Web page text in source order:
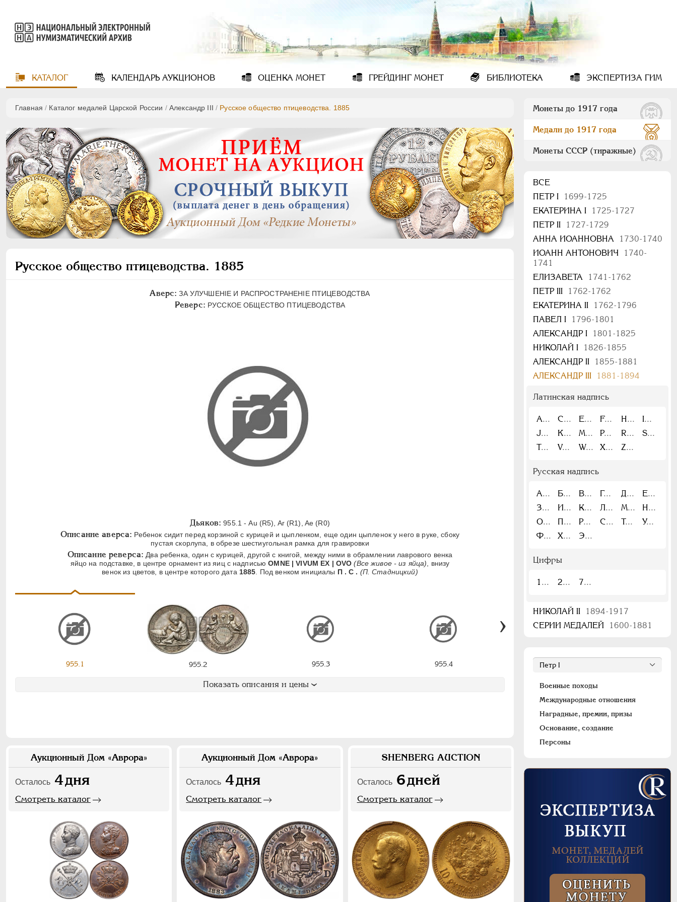
КАТАЛОГ КАЛЕНДАРЬАУКЦИОНОВ ОЦЕНКА МОНЕТ ГРЕЙДИНГМОНЕТ БИБЛИОТЕКА ЭКСПЕРТИЗА ГИМ
Главная / Каталог медалей Царской России /Александр III / Русское общество птицеводства. 1885
Русское общество птицеводства. 1885
Аверс: ЗА УЛУЧШЕНIЕ И РАСПРОСТРАНЕНIE ПТИЦЕВОДСТВА
Реверс: РУССКОЕ ОБЩЕСТВО ПТИЦЕВОДСТВА
Дьяков: 955.1 - Au (R5), Ar (R1), Ae (R0)
Описание аверса: Ребенок сидит перед корзиной с курицей и цыпленком, еще один цыпленок у него в руке, сбоку
пустая скорлупа, в обрезе шестиугольная рамка для гравировки
Описание реверса: Два ребенка, один с курицей, другой с книгой, между ними в обрамлении лаврового венка
яйцо на подставке, в центре орнамент из яиц с надписьюOMNE | VIVUM ЕХ | OVO (Все живое - из яйца) , внизу
венок из цветов, в центре которого дата 1885 . Под венком инициалы П . С . (П. Стадницкий)
955.1 955.2 955.3 955.4
Показать описания и цены
Аукционный Дом «Аврора»
Осталось 4дня
Смотреть каталог
Аукционный Дом «Аврора»
Осталось 4дня
Смотреть каталог
SHENBERG AUCTION
Осталось 6дней
Смотреть каталог
Монеты до 1917 года
Медали до 1917 года
Монеты СССР (тиражные)
ВСЕ
ПEТР I
1699-1725
ЕКАТЕРИНА I
1725-1727
ПЕТР II
1727-1729
АННА ИОАННОВНА
1730-1740
ИОАНН АНТОНОВИЧ
1740-
1741
ЕЛИЗАВЕТА
1741-1762
ПЕТР III
1762-1762
ЕКАТЕРИНА II
1762-1796
ПАВЕЛ I
1796-1801
АЛЕКСАНДР I
1801-1825
НИКОЛАЙ I
1826-1855
АЛЕКСАНДР II
1855-1881
АЛЕКСАНДР III
1881-1894
Латинская надпись
A C E F H
I
J
K M P R
S
T
V W X Z
Русская надпись
А Б В Г Д
Е
З
И К Л М
Н
О
П Р С Т
У
Ф
Х Э
Цифры
1 2 7
НИКОЛАЙ II
1894-1917
СЕРИИ МЕДАЛЕЙ
1600-1881
Военные походы
Международные отношения
Наградные, премии, призы
Основание, создание
Персоны